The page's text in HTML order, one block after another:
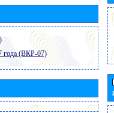
года (ВКР-07)